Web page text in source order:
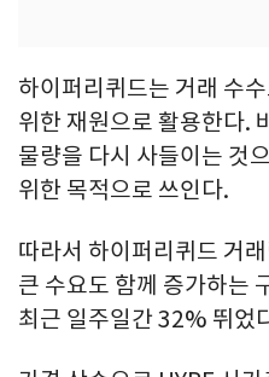
하이퍼리퀴드는 거래 수
위한 재원으로 활용한다.
물량을 다시 사들이는 것
위한 목적으로 쓰인다.
따라서 하이퍼리퀴드 거
큰 수요도 함께 증가하는
최근 일주일간 32% 뛰었